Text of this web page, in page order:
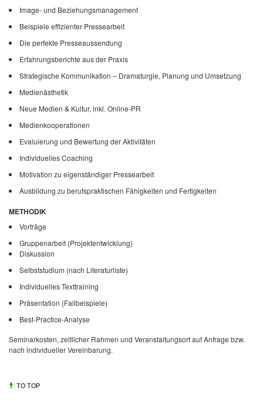
Image- und Beziehungsmanagement
Beispiele effizienter Pressearbeit
Die perfekte Presseaussendung
Erfahrungsberichte aus der Praxis
Strategische Kommunikation – Dramaturgie, Planung und Umsetzung
Medienästhetik
Neue Medien & Kultur, inkl. Online-PR
Medienkooperationen
Evaluierung und Bewertung der Aktivitäten
Individuelles Coaching
Motivation zu eigenständiger Pressearbeit
Ausbildung zu berufspraktischen Fähigkeiten und Fertigkeiten
METHODIK
Vorträge
Gruppenarbeit (Projektentwicklung)
Diskussion
Selbststudium (nach Literaturliste)
Individuelles Texttraining
Präsentation (Fallbeispiele)
Best-Practice-Analyse
Seminarkosten, zeitlicher Rahmen und Veranstaltungsort auf Anfrage bzw.
nach individueller Vereinbarung.
TO TOP